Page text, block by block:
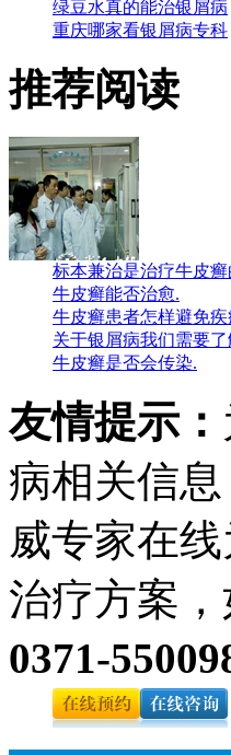
绿豆水真的能治银屑病
重庆哪家看银屑病专科
推荐阅读
标本兼治是治疗牛皮
牛皮癣能否治愈.
牛皮癣患者怎样避免疾
关于银屑病我们需要了
牛皮癣是否会传染.
友情提示：
病相关信
威专家在
治疗方案
0371-